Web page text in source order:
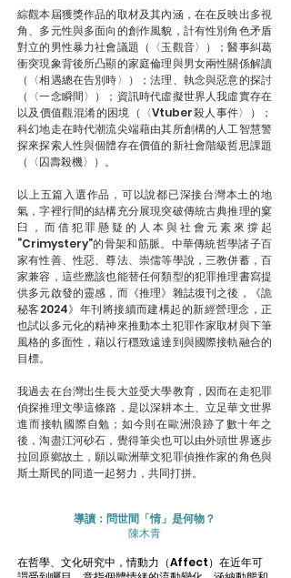
綜觀本屆獲獎作品的取材及其內涵，在在反映出多視
角、多元性與多面向的創作風貌，計有性別角色矛盾
對立的男性暴力社會議題（〈玉觀音〉）；醫事糾葛
衝突現象背後所凸顯的家庭倫理與男女兩性關係解讀
（〈相遇總在告別時〉）；法理、執念與惡意的探討
（〈一念瞬間〉）；資訊時代虛擬世界人我虛實存在
以及價值觀混淆的困境（〈Vtuber殺人事件〉）；
科幻地走在時代潮流尖端藉由其所創構的人工智慧警
探來探索人性與個體存在價值的新社會階級哲思課題
（〈囚壽殺機〉）。
以上五篇入選作品，可以說都已深接台灣本土的地
氣，字裡行間的結構充分展現突破傳統古典推理的窠
臼，而借犯罪懸疑的人本與社會元素來撐起
“Crimystery”的骨架和筋脈。中華傳統哲學諸子百
家有性善、性惡、尊法、崇儒等學說，三教併蓄，百
家兼容，這些應該也能替任何類型的犯罪推理書寫提
供多元啟發的靈感，而《推理》雜誌復刊之後，《詭
秘客2024》年刊將接續而建構起的新經營理念，正
也試以多元化的精神來推動本土犯罪作家取材與下筆
風格的多面性，藉以行穩致遠達到與國際接軌融合的
目標。
我過去在台灣出生長大並受大學教育，因而在走犯罪
偵探推理文學這條路，是以深耕本土、立足華文世界
進而接軌國際自勉；如今則在歐洲浪跡了數十年之
後，淘盡江河砂石，覺得筆尖也可以由外頭世界逐步
拉回原鄉故土，願以歐洲華文犯罪偵推作家的角色與
斯土斯民的同道一起努力，共同打拼。
導讀：問世間「情」是何物？
陳木青
在哲學、文化研究中，情動力（Affect）在近年可